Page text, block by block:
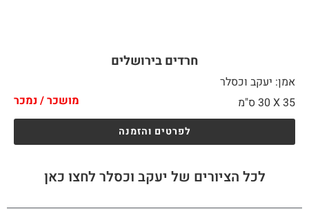
חרדים בירושלים
אמן: יעקב וכסלר
35 X
מושכר / נמכר
לפרטים והזמנה
לכל הציורים של יעקב וכסלר לחצו כאן